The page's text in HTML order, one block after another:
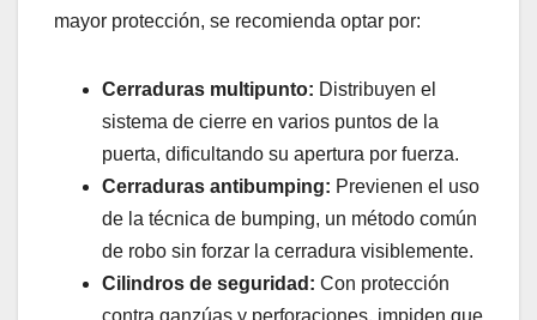
mayor protección, se recomienda optar por:
Cerraduras multipunto: Distribuyen el
sistema de cierre en varios puntos de la
puerta, dificultando su apertura por fuerza.
Cerraduras antibumping: Previenen el uso
de la técnica de bumping, un método común
de robo sin forzar la cerradura visiblemente.
Cilindros de seguridad: Con protección
contra ganzúas y perforaciones, impiden que